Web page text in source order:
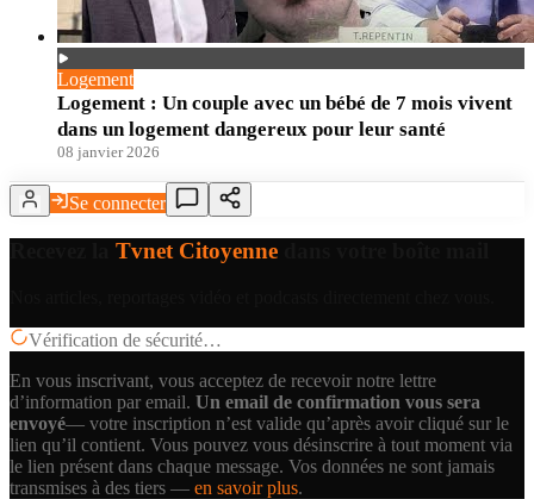
Logement
Logement : Un couple avec un bébé de 7 mois vivent
dans un logement dangereux pour leur santé
08 janvier 2026
Se connecter
Tvnet Citoyenne
Vérification de sécurité…
En vous inscrivant, vous acceptez de recevoir notre lettre
d’information par email. Un email de confirmation vous sera
envoyé— votre inscription n’est valide qu’après avoir cliqué sur le
lien qu’il contient. Vous pouvez vous désinscrire à tout moment via
le lien présent dans chaque message. Vos données ne sont jamais
transmises à des tiers — en savoir plus.